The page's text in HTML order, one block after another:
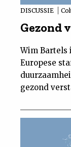
DISCUSSIE
Gezond
Wim Bartels
Europese
gezond